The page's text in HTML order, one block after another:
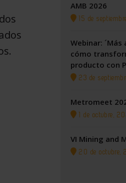
AMB 2026
15 de
Webinar:
cómo
producto con
23 de
Metromeet
1 de octubre,
VI Mining and
20 de octubre,